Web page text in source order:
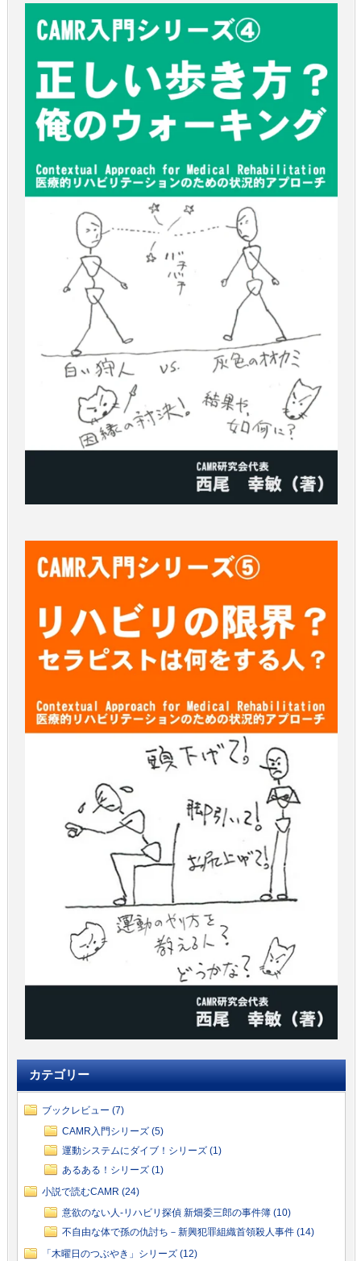
カテゴリー
ブックレビュー (7)
CAMR入門シリーズ (5)
運動システムにダイブ！シリーズ (1)
あるある！シリーズ (1)
小説で読むCAMR (24)
意欲のない人-リハビリ探偵 新畑委三郎の事件簿 (10)
不自由な体で孫の仇討ち－新興犯罪組織首領殺人事件 (14)
「木曜日のつぶやき」シリーズ (12)